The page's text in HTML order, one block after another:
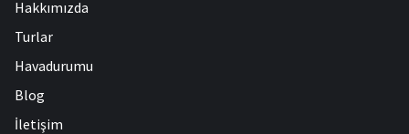
Hakkımızda
Turlar
Havadurumu
Blog
İletişim